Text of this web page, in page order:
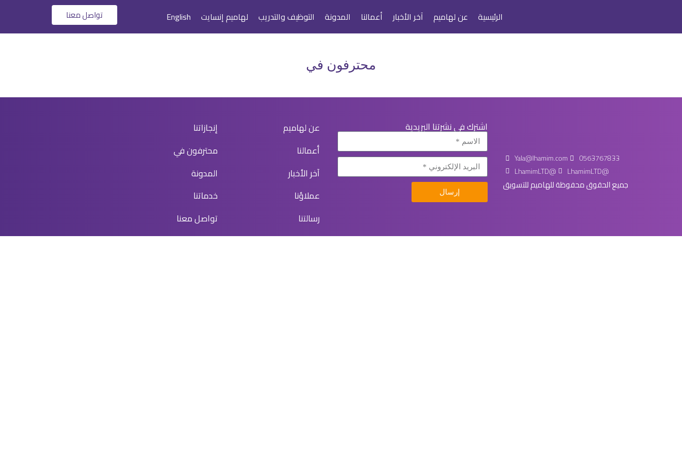
الرئيسية عن لهاميم آخر الأخبار أعمالنا المدونة التوظيف والتدريب لهاميم إنسايت English تواصل معنا
محترفون في
Yala@lhamim.com
0563767833
LhamimLTD@
LhamimLTD@
جميع الحقوق محفوظة للهاميم للتسويق
اشترك في نشرتنا البريدية
إرسال
عن لهاميم
أعمالنا
آخر الأخبار
عملاؤنا
رسالتنا
إنجازاتنا
محترفون في
المدونة
خدماتنا
تواصل معنا